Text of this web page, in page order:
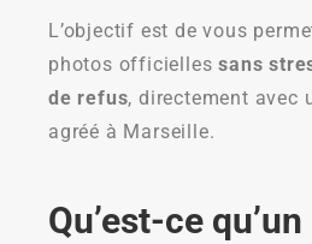
L’objectif est de vous
photos officiellessans
de refus, directement avec
agréé à Marseille.
Qu’est-ce qu’un